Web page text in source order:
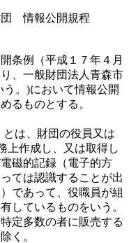
団 情報公開規程
条例（平成１７年４月
、一般財団法人青森市
。)において情報公開
るものとする。
は、財団の役員又は
上作成し、又は取得し
磁的記録（電子的方
ては認識することが出
であって、役職員が組
しているものをいう。
定多数の者に販売する
く。